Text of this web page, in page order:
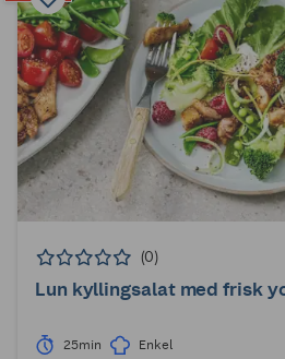
(0)
Lun kyllingsalat med frisk
25min Enkel